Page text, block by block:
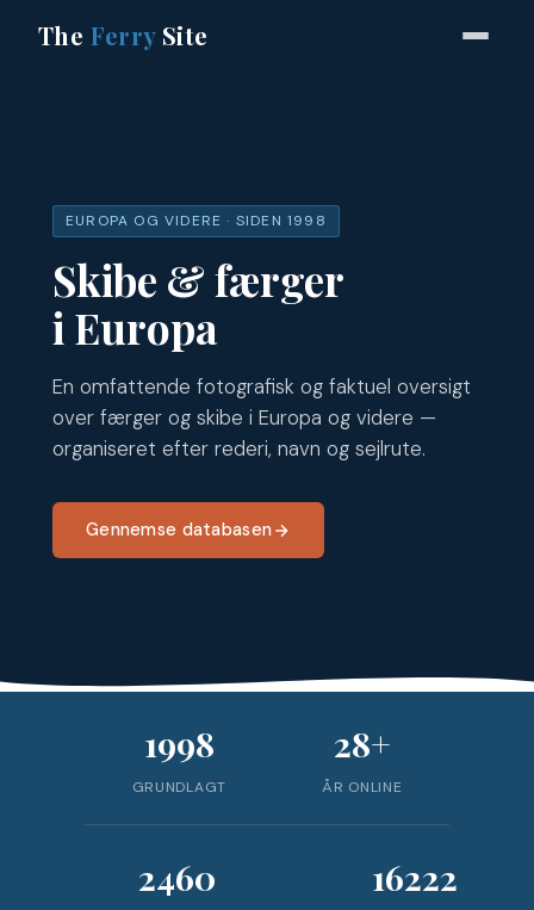
The FerrySite
EUROPA OG VIDERE · SIDEN 1998
Skibe & færger
i Europa
En omfattende fotografisk og faktuel oversigt
over færger og skibe i Europa og videre —
organiseret efter rederi, navn og sejlrute.
Gennemse databasen
1998
GRUNDLAGT
28+
ÅR ONLINE
2460 16222